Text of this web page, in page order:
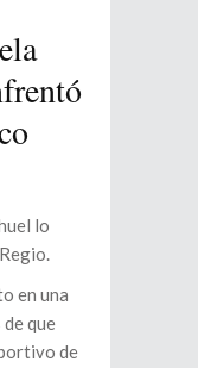
lo
en una
que
de